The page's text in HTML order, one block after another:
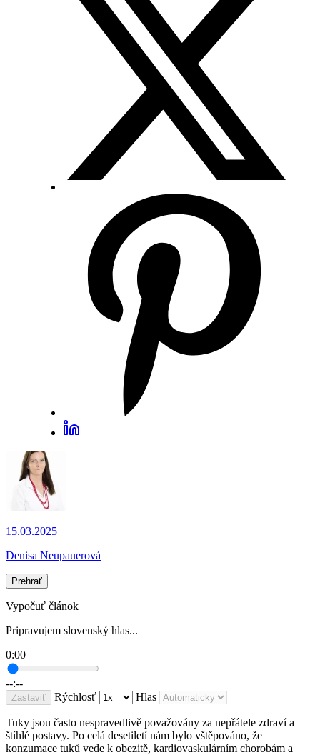
15.03.2025
Denisa Neupauerová
Prehrať
Vypočuť článok
Pripravujem slovenský hlas...
0:00
--:--
Zastaviť Rýchlosť Hlas
Tuky jsou často nespravedlivě považovány za nepřátele zdraví a
štíhlé postavy. Po celá desetiletí nám bylo vštěpováno, že
konzumace tuků vede k obezitě, kardiovaskulárním chorobám a